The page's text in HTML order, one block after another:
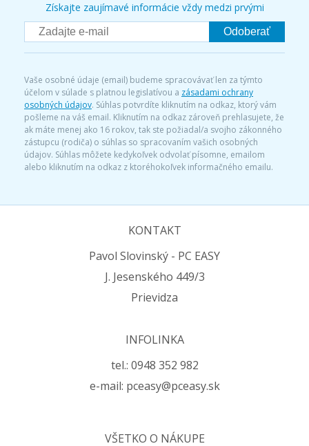
Získajte zaujímavé informácie vždy medzi prvými
Odoberať
Vaše osobné údaje (email) budeme spracovávať len za týmto
účelom v súlade s platnou legislatívou a zásadami ochrany
osobných údajov. Súhlas potvrdíte kliknutím na odkaz, ktorý vám
pošleme na váš email. Kliknutím na odkaz zároveň prehlasujete, že
ak máte menej ako 16 rokov, tak ste požiadal/a svojho zákonného
zástupcu (rodiča) o súhlas so spracovaním vašich osobných
údajov. Súhlas môžete kedykoľvek odvolať písomne, emailom
alebo kliknutím na odkaz z ktoréhokoľvek informačného emailu.
KONTAKT
Pavol Slovinský - PC EASY
J. Jesenského 449/3
Prievidza
INFOLINKA
tel.: 0948 352 982
e-mail: pceasy@pceasy.sk
VŠETKO O NÁKUPE